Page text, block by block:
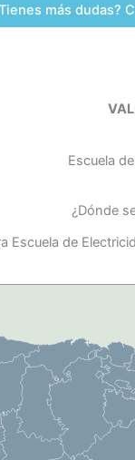
más dudas?
¿Dónde
Escuela de